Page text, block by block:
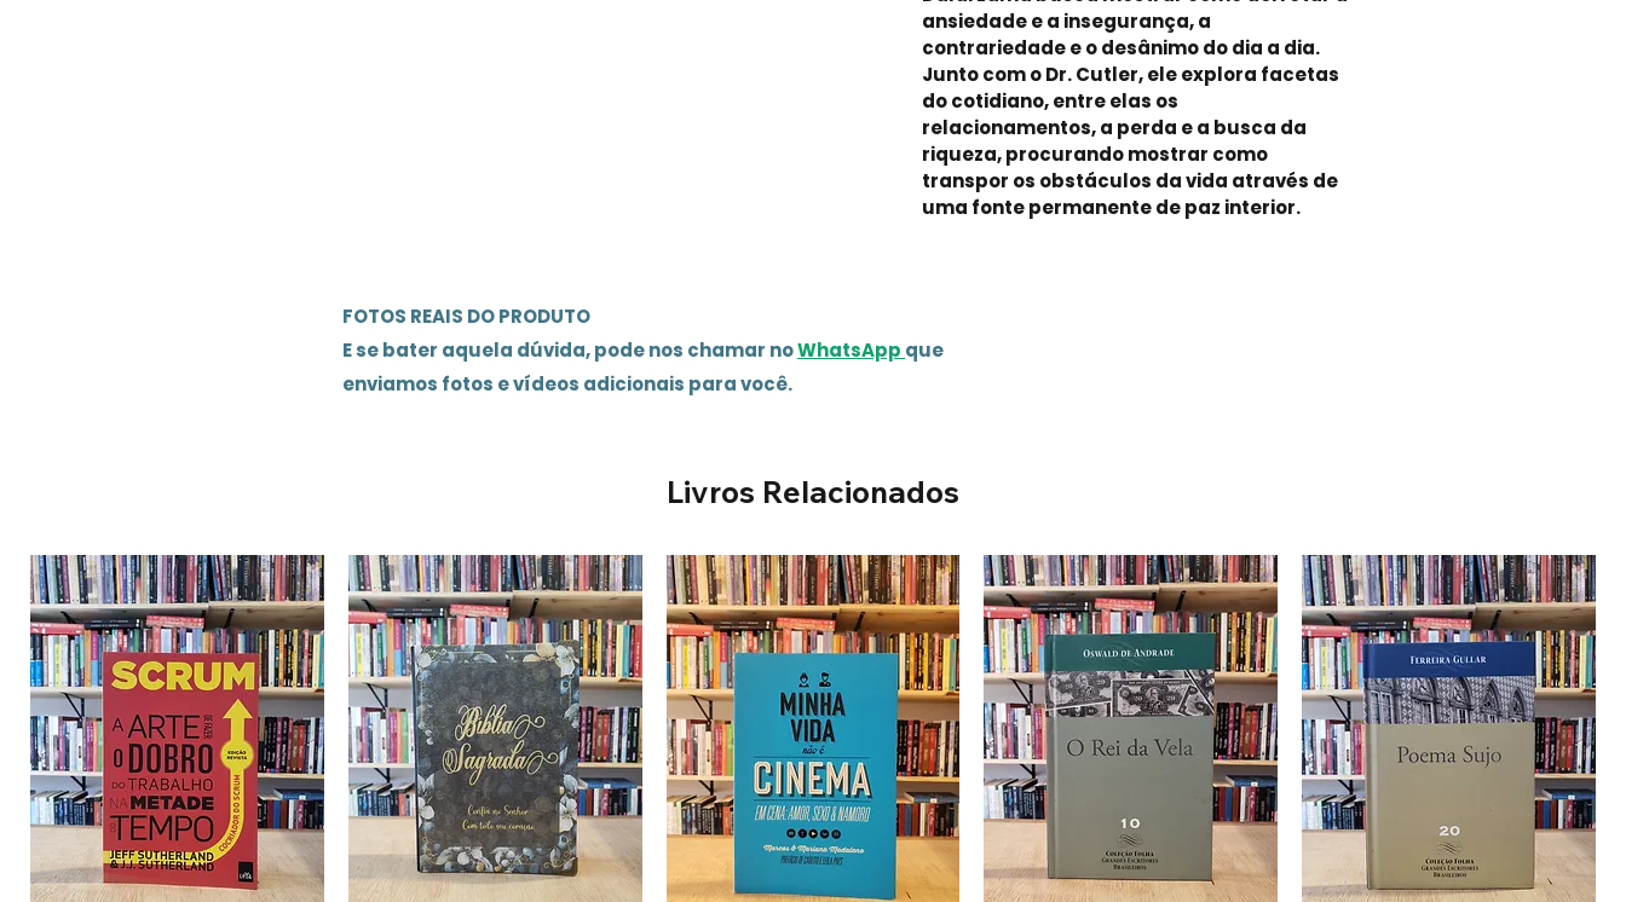
ansiedade e a insegurança, a
contrariedade e o desânimo do dia a dia.
Junto com o Dr. Cutler, ele explora facetas
do cotidiano, entre elas os
relacionamentos, a perda e a busca da
riqueza, procurando mostrar como
transpor os obstáculos da vida através de
uma fonte permanente de paz interior.
FOTOS REAIS DO PRODUTO
E se bater aquela dúvida, pode nos chamar noWhatsApp que
enviamos fotos e vídeos adicionais para você.
Livros Relacionados